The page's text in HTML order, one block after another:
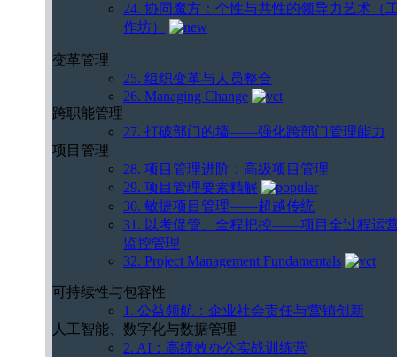
24. 协同魔方：个性与共性的领导力艺术（
作坊）
变革管理
25. 组织变革与人员整合
26. Managing Change
跨职能管理
27. 打破部门的墙——强化跨部门管理能力
项目管理
28. 项目管理进阶：高级项目管理
29. 项目管理要素精解
30. 敏捷项目管理——超越传统
31. 以考促管、全程把控——项目全过程运
监控管理
32. Project Management Fundamentals
可持续性与包容性
1. 公益领航：企业社会责任与营销创新
人工智能、数字化与数据管理
2. AI：高绩效办公实战训练营